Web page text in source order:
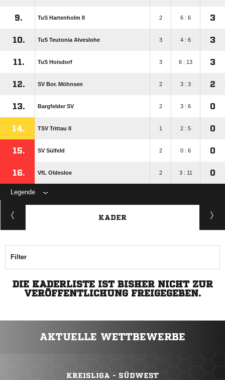
9. TuS Hartenholm II 2 6 : 6 3
10. TuS Teutonia Alveslohe 3 4 : 6 3
11. TuS Hoisdorf 3 6 : 13 3
12. SV Bor. Möhnsen 2 3 : 3 2
13. Bargfelder SV 2 3 : 6 0
14. TSV Trittau II 1 2 : 5 0
15. SV Sülfeld 2 0 : 6 0
16. VfL Oldesloe 2 3 : 11 0
Legende
KADER
Filter
DIE KADERLISTE IST BISHER NICHT ZUR
VERÖFFENTLICHUNG FREIGEGEBEN.
AKTUELLE WETTBEWERBE
KREISLIGA - SÜDWEST